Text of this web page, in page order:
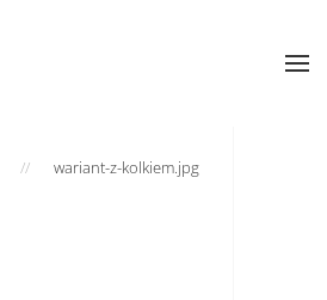
wariant-z-kolkiem.jpg